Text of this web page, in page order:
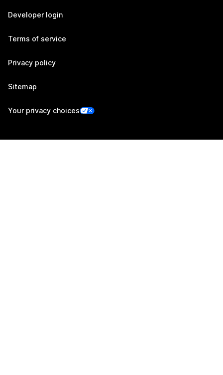
Developer login
Terms of service
Privacy policy
Sitemap
Your privacy choices